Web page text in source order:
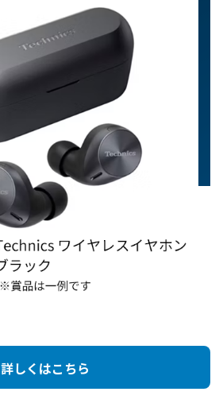
詳しくはこちら